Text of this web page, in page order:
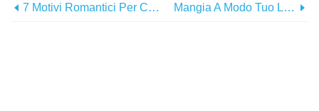
7 Motivi Romantici Per Cui Le Coppie Devono Visitare L'OBX Mangia A Modo Tuo Lungo La NC Oyster Trail